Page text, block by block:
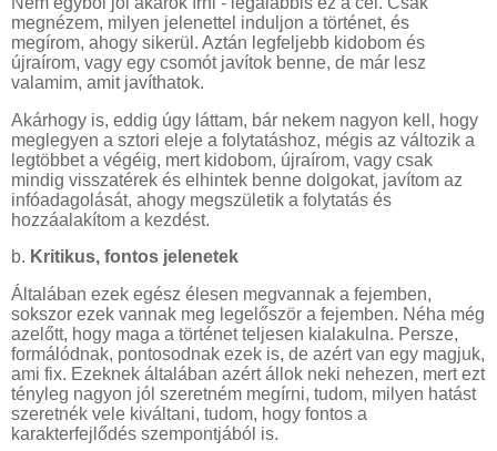
megnézem, milyen jelenettel induljon a történet, és
megírom, ahogy sikerül. Aztán legfeljebb kidobom és
újraírom, vagy egy csomót javítok benne, de már lesz
valamim, amit javíthatok.
Akárhogy is, eddig úgy láttam, bár nekem nagyon kell, hogy
meglegyen a sztori eleje a folytatáshoz, mégis az változik a
legtöbbet a végéig, mert kidobom, újraírom, vagy csak
mindig visszatérek és elhintek benne dolgokat, javítom az
infóadagolását, ahogy megszületik a folytatás és
hozzáalakítom a kezdést.
b. Kritikus, fontos jelenetek
Általában ezek egész élesen megvannak a fejemben,
sokszor ezek vannak meg legelőször a fejemben. Néha még
azelőtt, hogy maga a történet teljesen kialakulna. Persze,
formálódnak, pontosodnak ezek is, de azért van egy magjuk,
ami fix. Ezeknek általában azért állok neki nehezen, mert ezt
tényleg nagyon jól szeretném megírni, tudom, milyen hatást
szeretnék vele kiváltani, tudom, hogy fontos a
karakterfejlődés szempontjából is.